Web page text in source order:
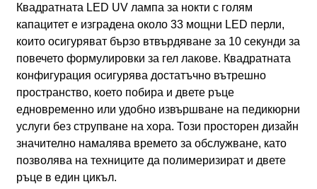
Квадратната LED UV лампа за нокти с голям
капацитет е изградена около 33 мощни LED перли,
които осигуряват бързо втвърдяване за 10 секунди за
повечето формулировки за гел лакове. Квадратната
конфигурация осигурява достатъчно вътрешно
пространство, което побира и двете ръце
едновременно или удобно извършване на педикюрни
услуги без струпване на хора. Този просторен дизайн
значително намалява времето за обслужване, като
позволява на техниците да полимеризират и двете
ръце в един цикъл.